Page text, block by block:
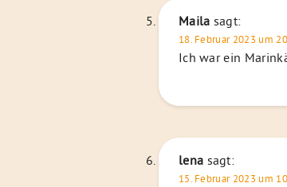
Maila sagt:
18. Februar 2023 um
Ich war ein
lena sagt:
15. Februar 2023 um